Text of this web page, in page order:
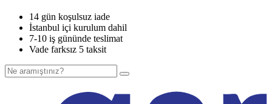
14 gün koşulsuz iade
İstanbul içi kurulum dahil
7-10 iş gününde teslimat
Vade farksız 5 taksit